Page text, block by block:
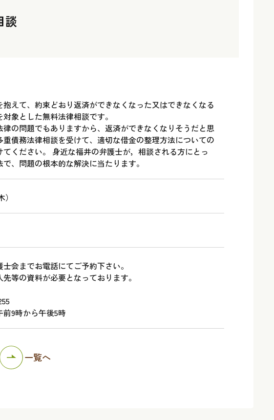
談
抱えて、約束どおり返済ができなくなった又はできなくなる
象とした無料法律相談です。
律の問題でもありますから、返済ができなくなりそうだと思
重債務法律相談を受けて、適切な借金の整理方法についての
てください。 身近な福井の弁護士が，相談される方にとっ
、問題の根本的な解決に当たります。
会までお電話にてご予約下さい。
等の資料が必要となっております。
9時から午後5時
一覧へ